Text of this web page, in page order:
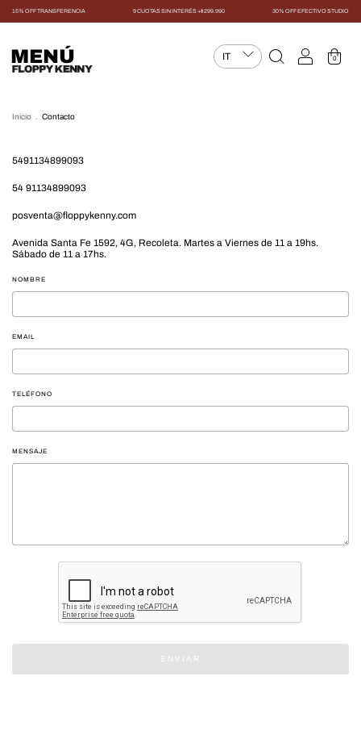
15% OFF TRANSFERENCIA 9 CUOTAS SIN INTERÉS +$299.990 30% OFF EFECTIVO STUDIO
MENÚ 0
Inicio Contacto
5491134899093
54 91134899093
posventa@floppykenny.com
Avenida Santa Fe 1592, 4G, Recoleta. Martes a Viernes de 11 a 19hs.
Sábado de 11 a 17hs.
NOMBRE
EMAIL
TELÉFONO
MENSAJE
ENVIAR